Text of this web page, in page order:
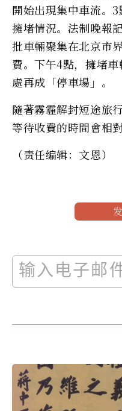
開始出現集中車流。
擁堵情況。法制晚報
批車輛聚集在北京市
費。下午4點，擁堵
處再成「停車場」。
隨著霧霾解封短途旅
等待收費的時間會相
（责任编辑：文恩）